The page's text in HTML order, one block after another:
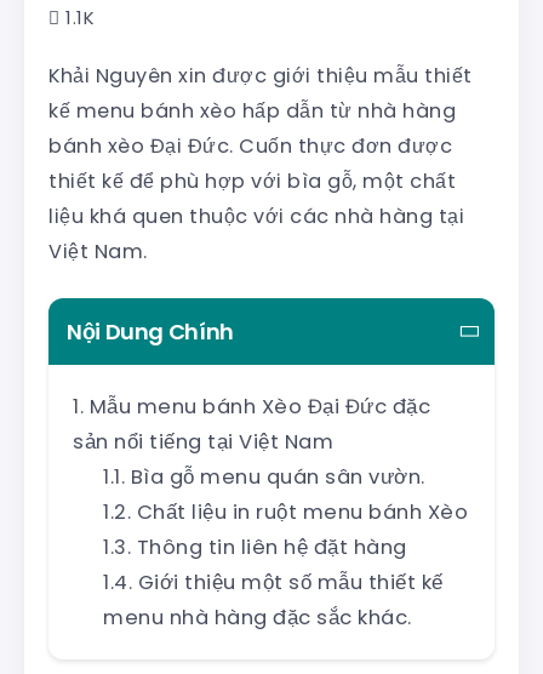
1.1K
Khải Nguyên xin được giới thiệu mẫu thiết
kế menu bánh xèo hấp dẫn từ nhà hàng
bánh xèo Đại Đức. Cuốn thực đơn được
thiết kế để phù hợp với bìa gỗ, một chất
liệu khá quen thuộc với các nhà hàng tại
Việt Nam.
Nội Dung Chính
Mẫu menu bánh Xèo Đại Đức đặc
sản nổi tiếng tại Việt Nam
Bìa gỗ menu quán sân vườn.
Chất liệu in ruột menu bánh Xèo
Thông tin liên hệ đặt hàng
Giới thiệu một số mẫu thiết kế
menu nhà hàng đặc sắc khác.